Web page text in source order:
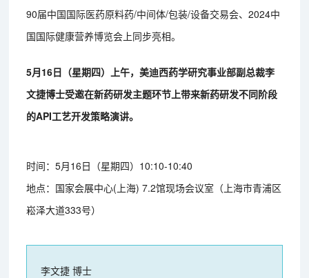
90届中国国际医药原料药/中间体/包装/设备交易会、2024中
国国际健康营养博览会上同步亮相。
5月16日（星期四）上午，美迪西药学研究事业部副总裁李
文捷博士受邀在新药研发主题环节上带来新药研发不同阶段
的API工艺开发策略演讲。
时间：5月16日（星期四）10:10-10:40
地点：国家会展中心(上海) 7.2馆现场会议室（上海市青浦区
崧泽大道333号）
李文捷 博士